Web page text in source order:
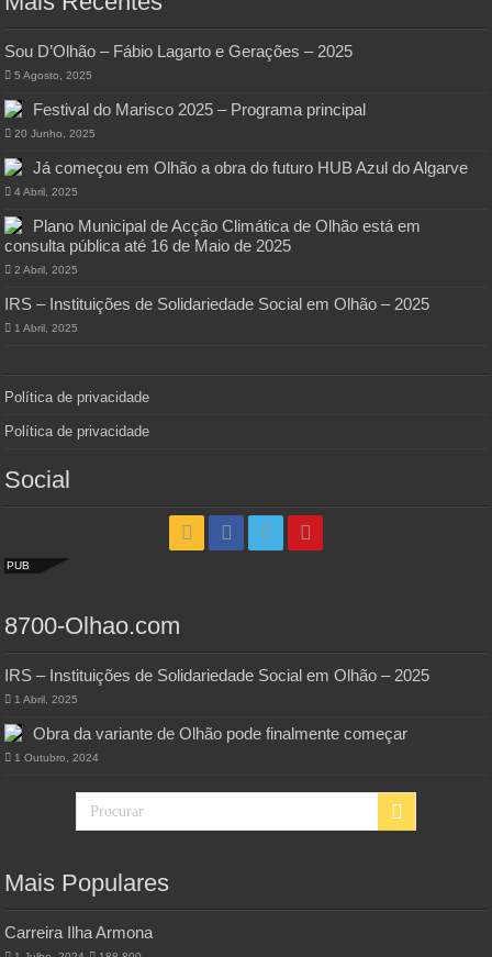
Sou D’Olhão – Fábio Lagarto e Gerações – 2025
5 Agosto, 2025
Festival do Marisco 2025 – Programa principal
20 Junho, 2025
Já começou em Olhão a obra do futuro HUB Azul do Algarve
4 Abril, 2025
Plano Municipal de Acção Climática de Olhão está em
consulta pública até 16 de Maio de 2025
2 Abril, 2025
IRS – Instituições de Solidariedade Social em Olhão – 2025
1 Abril, 2025
Política de privacidade
Política de privacidade
Social
PUB
8700-Olhao.com
IRS – Instituições de Solidariedade Social em Olhão – 2025
1 Abril, 2025
Obra da variante de Olhão pode finalmente começar
1 Outubro, 2024
Mais Populares
Carreira Ilha Armona